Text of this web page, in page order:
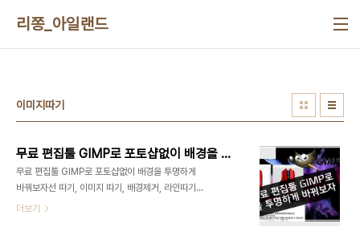
리쫑_아일랜드
이미지따기
무료 편집툴 GIMP로 포토샵없이 배경을 투명하게 바꿔보자
무료 편집툴 GIMP로 포토샵없이 배경을 투명하게
바꿔보자선 따기, 이미지 따기, 배경제거, 라인따기,
누끼따기 등등으로 불리는 이미지 투명화 작업을 무
더보기